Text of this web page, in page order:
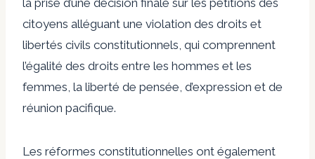
citoyens alléguant une violation des droits et
libertés civils constitutionnels, qui comprennent
l’égalité des droits entre les hommes et les
femmes, la liberté de pensée, d’expression et de
réunion pacifique.
Les réformes constitutionnelles ont également